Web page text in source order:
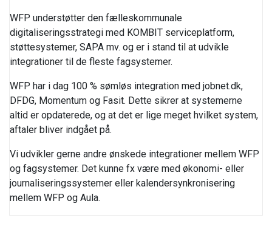
WFP understøtter den fælleskommunale
digitaliseringsstrategi med KOMBIT serviceplatform,
støttesystemer, SAPA mv. og er i stand til at udvikle
integrationer til de fleste fagsystemer.
WFP har i dag 100 % sømløs integration med jobnet.dk,
DFDG, Momentum og Fasit. Dette sikrer at systemerne
altid er opdaterede, og at det er lige meget hvilket system,
aftaler bliver indgået på.
Vi udvikler gerne andre ønskede integrationer mellem WFP
og fagsystemer. Det kunne fx være med økonomi- eller
journaliseringssystemer eller kalendersynkronisering
mellem WFP og Aula.